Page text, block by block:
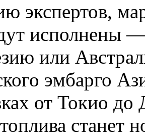
экспертов,
исполнены
или
эмбарго
от Токио
станет